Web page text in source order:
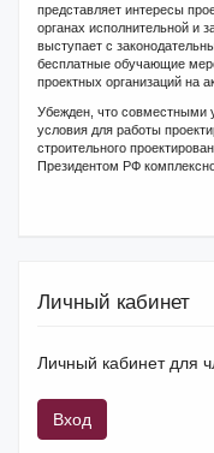
представляет интересы
органах исполнительной и
выступает с
бесплатные обучающие
проектных организаций на
Убежден, что совместными
условия для работы
строительного
Президентом РФ
Личный кабинет
Личный кабинет для
Вход